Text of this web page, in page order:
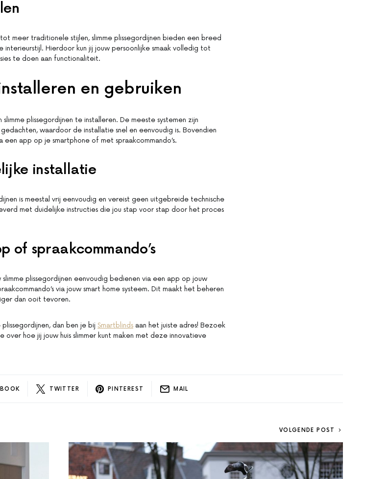
meer traditionele stijlen, slimme plissegordijnen bieden een breed
interieurstijl. Hierdoor kun jij jouw persoonlijke smaak volledig tot
te doen aan functionaliteit.
en gebruiken
plissegordijnen te installeren. De meeste systemen zijn
waardoor de installatie snel en eenvoudig is. Bovendien
een app op je smartphone of met spraakcommando’s.
installatie
is meestal vrij eenvoudig en vereist geen uitgebreide technische
met duidelijke instructies die jou stap voor stap door het proces
of spraakcommando’s
slimme plissegordijnen eenvoudig bedienen via een app op jouw
via jouw smart home systeem. Dit maakt het beheren
dan ooit tevoren.
dan ben je bij Smartblinds aan het juiste adres! Bezoek
over hoe jij jouw huis slimmer kunt maken met deze innovatieve
TWITTER PINTEREST MAIL
VOLGENDE POST